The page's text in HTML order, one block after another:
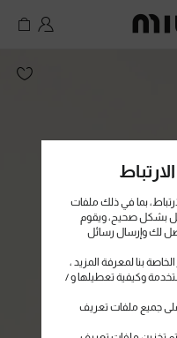
بما في ذلك ملفات
بشكل صحيح، ويقوم
لك وإرسال رسائل
الخاصة بنا لمعرفة المزيد ،
وكيفية تعطيلها و /
جميع ملفات تعريف
MiuMiu logo